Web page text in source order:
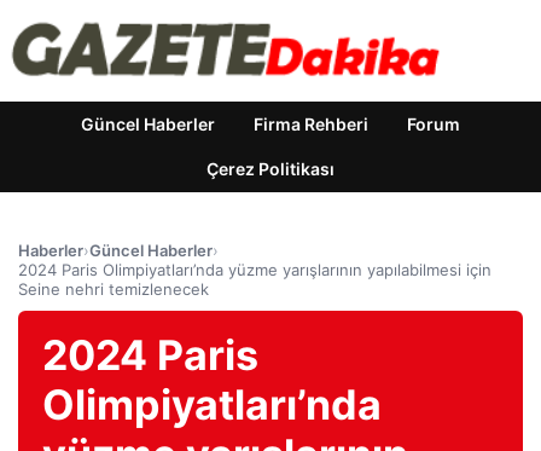
Güncel Haberler Firma Rehberi Forum
Çerez Politikası
Haberler›Güncel Haberler›
2024 Paris Olimpiyatları’nda yüzme yarışlarının yapılabilmesi için
Seine nehri temizlenecek
2024 Paris
Olimpiyatları’nda